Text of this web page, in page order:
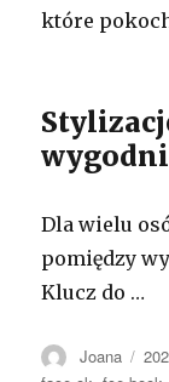
które
Dla wielu
pomiędzy
Klucz do …
Autor
Joana